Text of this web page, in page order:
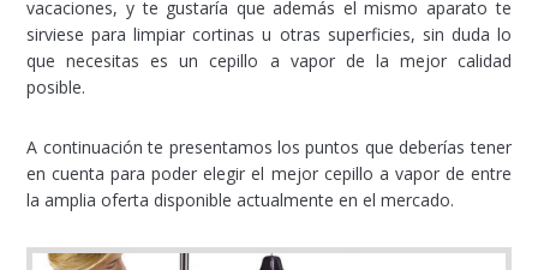
vacaciones, y te gustaría que además el mismo aparato te
sirviese para limpiar cortinas u otras superficies, sin duda lo
que necesitas es un cepillo a vapor de la mejor calidad
posible.
A continuación te presentamos los puntos que deberías tener
en cuenta para poder elegir el mejor cepillo a vapor de entre
la amplia oferta disponible actualmente en el mercado.